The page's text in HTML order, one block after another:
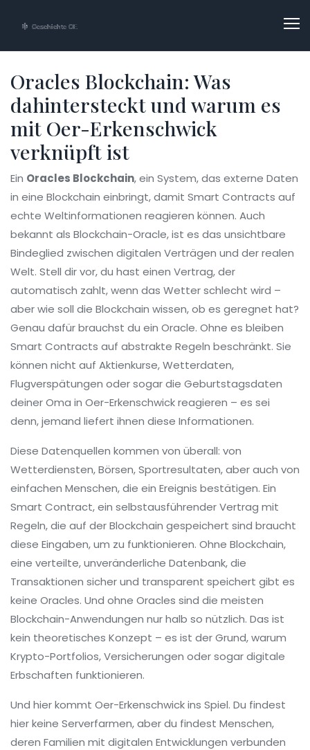
Oracles Blockchain: Was
dahintersteckt und warum es
mit Oer-Erkenschwick
verknüpft ist
Ein Oracles Blockchain,ein System, das externe Daten
in eine Blockchain einbringt, damit Smart Contracts auf
echte Weltinformationen reagieren können. Auch
bekannt als Blockchain-Oracle, ist es das unsichtbare
Bindeglied zwischen digitalen Verträgen und der realen
Welt. Stell dir vor, du hast einen Vertrag, der
automatisch zahlt, wenn das Wetter schlecht wird –
aber wie soll die Blockchain wissen, ob es geregnet hat?
Genau dafür brauchst du ein Oracle. Ohne es bleiben
Smart Contracts auf abstrakte Regeln beschränkt. Sie
können nicht auf Aktienkurse, Wetterdaten,
Flugverspätungen oder sogar die Geburtstagsdaten
deiner Oma in Oer-Erkenschwick reagieren – es sei
denn, jemand liefert ihnen diese Informationen.
Diese Datenquellen kommen von überall: von
Wetterdiensten, Börsen, Sportresultaten, aber auch von
einfachen Menschen, die ein Ereignis bestätigen. Ein
Smart Contract,ein selbstausführender Vertrag mit
Regeln, die auf der Blockchain gespeichert sind braucht
diese Eingaben, um zu funktionieren. Ohne Blockchain,
eine verteilte, unveränderliche Datenbank, die
Transaktionen sicher und transparent speichert gibt es
keine Oracles. Und ohne Oracles sind die meisten
Blockchain-Anwendungen nur halb so nützlich. Das ist
kein theoretisches Konzept – es ist der Grund, warum
Krypto-Portfolios, Versicherungen oder sogar digitale
Erbschaften funktionieren.
Und hier kommt Oer-Erkenschwick ins Spiel. Du findest
hier keine Serverfarmen, aber du findest Menschen,
deren Familien mit digitalen Entwicklungen verbunden